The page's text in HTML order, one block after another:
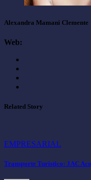
Alexandra Mamani Clemente
Web:
Related Story
EMPRESARIAL
Transporte Turístico: JAC